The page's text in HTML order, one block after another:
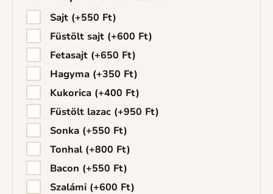
Sajt (+550 Ft)
Füstölt sajt (+600 Ft)
Fetasajt (+650 Ft)
Hagyma (+350 Ft)
Kukorica (+400 Ft)
Füstölt lazac (+950 Ft)
Sonka (+550 Ft)
Tonhal (+800 Ft)
Bacon (+550 Ft)
Szalámi (+600 Ft)